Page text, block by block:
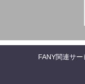
FANY関連サー